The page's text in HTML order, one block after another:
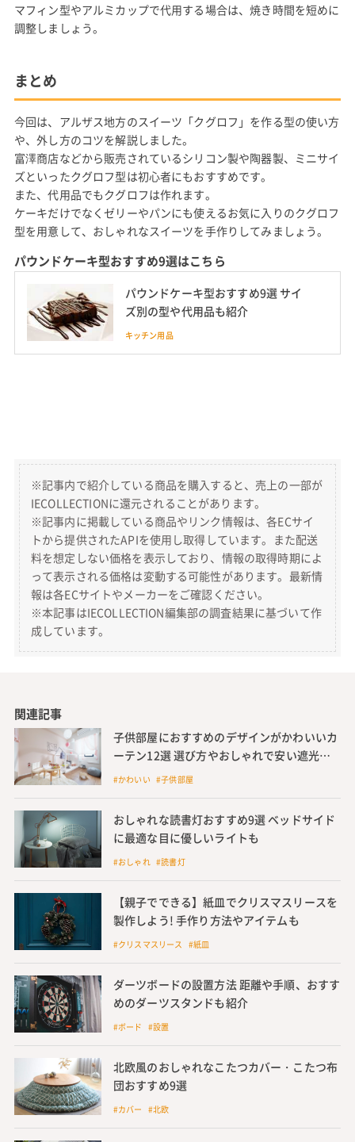
マフィン型やアルミカップで代用する場合は、焼き時間を短めに
調整しましょう。
まとめ
今回は、アルザス地方のスイーツ「クグロフ」を作る型の使い方
や、外し方のコツを解説しました。
富澤商店などから販売されているシリコン製や陶器製、ミニサイ
ズといったクグロフ型は初心者にもおすすめです。
また、代用品でもクグロフは作れます。
ケーキだけでなくゼリーやパンにも使えるお気に入りのクグロフ
型を用意して、おしゃれなスイーツを手作りしてみましょう。
パウンドケーキ型おすすめ9選はこちら
パウンドケーキ型おすすめ9選 サイ
ズ別の型や代用品も紹介
キッチン用品
※記事内で紹介している商品を購入すると、売上の一部が
IECOLLECTIONに還元されることがあります。
※記事内に掲載している商品やリンク情報は、各ECサイ
トから提供されたAPIを使用し取得しています。また配送
料を想定しない価格を表示しており、情報の取得時期によ
って表示される価格は変動する可能性があります。最新情
報は各ECサイトやメーカーをご確認ください。
※本記事はIECOLLECTION編集部の調査結果に基づいて作
成しています。
関連記事
子供部屋におすすめのデザインがかわいいカ
ーテン12選 選び方やおしゃれで安い遮光カ
ーテンも紹介
#かわいい #子供部屋
おしゃれな読書灯おすすめ9選 ベッドサイド
に最適な目に優しいライトも
#おしゃれ #読書灯
【親子でできる】紙皿でクリスマスリースを
製作しよう! 手作り方法やアイテムも
#クリスマスリース #紙皿
ダーツボードの設置方法 距離や手順、おすす
めのダーツスタンドも紹介
#ボード #設置
北欧風のおしゃれなこたつカバー・こたつ布
団おすすめ9選
#カバー #北欧